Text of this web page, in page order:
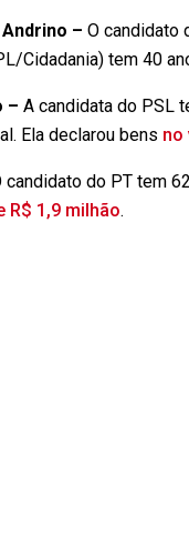
– O candidato
Cidadania) tem 40
– A candidata do PSL
Ela declarou bens no
candidato do PT tem
R$ 1,9 milhão.